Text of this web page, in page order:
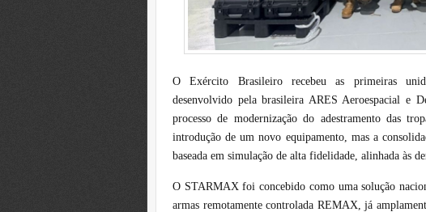
O Exército Brasileiro recebeu as primeiras
desenvolvido pela brasileira ARES Aeroespacial e
processo de modernização do adestramento das
introdução de um novo equipamento, mas a
baseada em simulação de alta fidelidade, alinhada às
O STARMAX foi concebido como uma solução
armas remotamente controlada REMAX, já